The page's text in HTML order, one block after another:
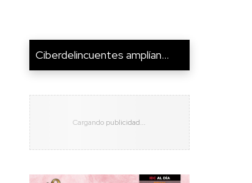
Ciberdelincuentes amplían...